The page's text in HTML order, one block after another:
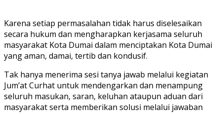
Karena setiap permasalahan tidak harus diselesaikan
secara hukum dan mengharapkan kerjasama seluruh
masyarakat Kota Dumai dalam menciptakan Kota Dumai
yang aman, damai, tertib dan kondusif.
Tak hanya menerima sesi tanya jawab melalui kegiatan
Jum’at Curhat untuk mendengarkan dan menampung
seluruh masukan, saran, keluhan ataupun aduan dari
masyarakat serta memberikan solusi melalui jawaban